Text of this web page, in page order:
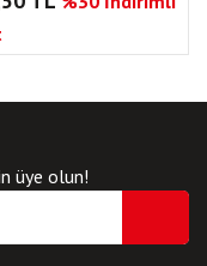
üye olun!